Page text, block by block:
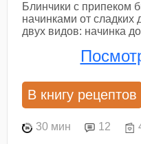
Блинчики с припеком
начинками от сладких
двух видов: начинка
В книгу рецептов
30 мин 12